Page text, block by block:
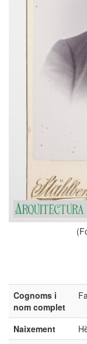
Cognoms i
nom complet
Naixement